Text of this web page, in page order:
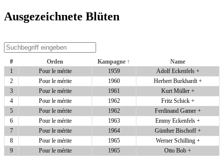
Ausgezeichnete Blüten
# Orden Kampagne ↑
Name
1
Pour le mérite 1959
Adolf Eckenfels +
2
Pour le mérite 1960
Herbert Burkhardt +
3
Pour le mérite 1961
Kurt Müller +
4
Pour le mérite 1962
Fritz Schick +
5
Pour le mérite 1962
Ferdinand Gamer +
6
Pour le mérite 1963
Emmy Eckenfels +
7
Pour le mérite 1964
Günther Bischoff +
8
Pour le mérite 1965
Werner Schilling +
9
Pour le mérite 1965
Otto Bob +